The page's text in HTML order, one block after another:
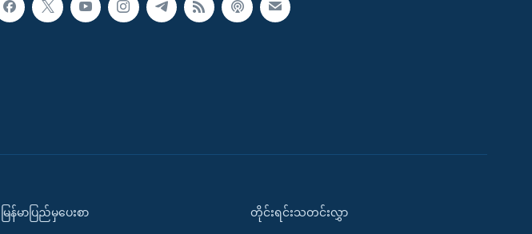
မြန်မာပြည်မှပေးစာ တိုင်းရင်းသတင်းလွှာ